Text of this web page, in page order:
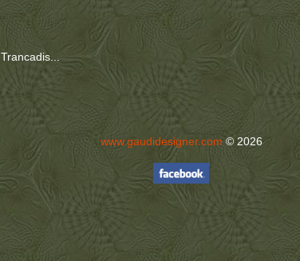
Trancadis...
www.gaudidesigner.com© 2026